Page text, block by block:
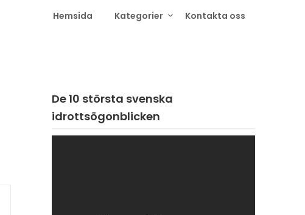
Hemsida Kategorier Kontakta oss
De 10 största svenska
idrottsögonblicken